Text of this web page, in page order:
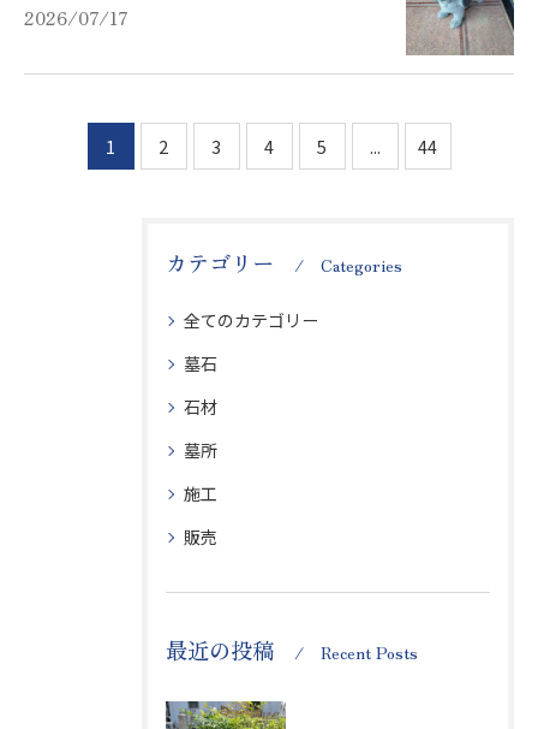
2026/07/17
1 2 3 4 5 ... 44
カテゴリー Categories
全てのカテゴリー
墓石
石材
墓所
施工
販売
最近の投稿 Recent Posts